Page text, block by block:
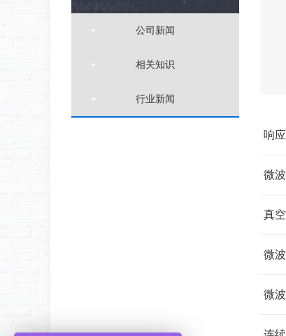
公司新闻
相关知识
行业新闻
响
微
真
微
微